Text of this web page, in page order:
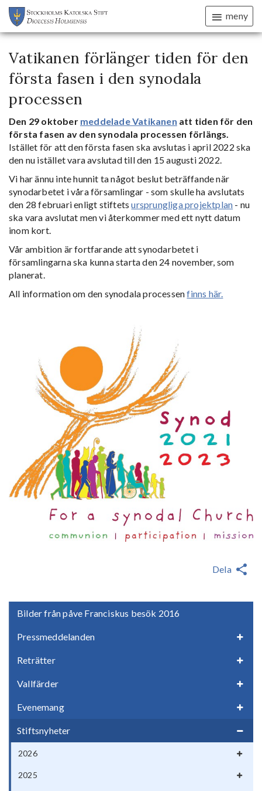
meny
Bilder från påve Franciskus besök 2016
Pressmeddelanden
Reträtter
Vallfärder
Evenemang
Stiftsnyheter
2026
2025
Vatikanen förlänger tiden för den
första fasen i den synodala
processen
Den 29 oktober meddelade Vatikanen att tiden för den
första fasen av den synodala processen förlängs.
Istället för att den första fasen ska avslutas i april 2022 ska
den nu istället vara avslutad till den 15 augusti 2022.
Vi har ännu inte hunnit ta något beslut beträffande när
synodarbetet i våra församlingar - som skulle ha avslutats
den 28 februari enligt stiftetsursprungliga projektplan - nu
ska vara avslutat men vi återkommer med ett nytt datum
inom kort.
Vår ambition är fortfarande att synodarbetet i
församlingarna ska kunna starta den 24 november, som
planerat.
All information om den synodala processenfinns här.
Dela